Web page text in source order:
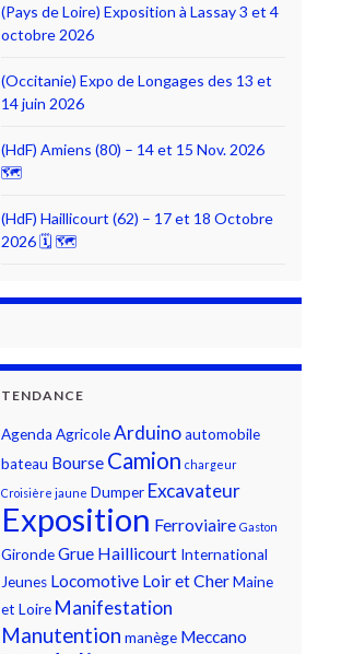
(Pays de Loire) Exposition à Lassay 3 et 4
octobre 2026
(Occitanie) Expo de Longages des 13 et
14 juin 2026
(HdF) Amiens (80) – 14 et 15 Nov. 2026
🗺
(HdF) Haillicourt (62) – 17 et 18 Octobre
2026 🗓 🗺
TENDANCE
Agenda AgricoleArduinoautomobile
bateau Bourse Camion chargeur
Croisière jaune Dumper Excavateur
Exposition Ferroviaire Gaston
GirondeGrue Haillicourt International
Jeunes Locomotive Loir et CherMaine
et Loire Manifestation
Manutention manège Meccano